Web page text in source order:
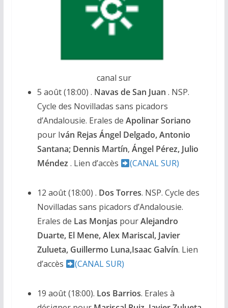
canal sur
5 août (18:00) . Navas de San Juan . NSP.
Cycle des Novilladas sans picadors
d’Andalousie. Erales de Apolinar Soriano
pour Iván Rejas Ángel Delgado, Antonio
Santana; Dennis Martín, Ángel Pérez, Julio
Méndez . Lien d’accès (CANAL SUR)
12 août (18:00) . Dos Torres. NSP. Cycle des
Novilladas sans picadors d’Andalousie.
Erales de Las Monjas pourAlejandro
Duarte, El Mene, Alex Mariscal, Javier
Zulueta, Guillermo Luna,Isaac Galvín. Lien
d’accès
(CANAL SUR)
19 août (18:00). Los Barrios. Erales à